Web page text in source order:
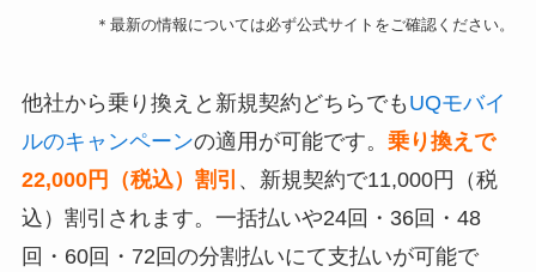
＊最新の情報については必ず公式サイトをご確認ください。
他社から乗り換えと新規契約どちらでも UQモバイ
ルのキャンペーンの適用が可能です。 乗り換えで
22,000円（税込）割引 、新規契約で11,000円（税
込）割引されます。一括払いや24回・36回・48
回・60回・72回の分割払いにて支払いが可能で